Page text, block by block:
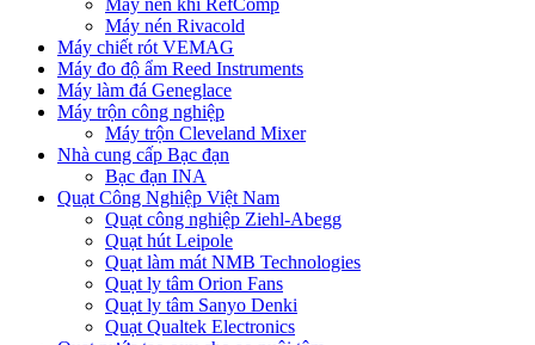
Máy nén khí RefComp
Máy nén Rivacold
Máy chiết rót VEMAG
Máy đo độ ẩm Reed Instruments
Máy làm đá Geneglace
Máy trộn công nghiệp
Máy trộn Cleveland Mixer
Nhà cung cấp Bạc đạn
Bạc đạn INA
Quạt Công Nghiệp Việt Nam
Quạt công nghiệp Ziehl-Abegg
Quạt hút Leipole
Quạt làm mát NMB Technologies
Quạt ly tâm Orion Fans
Quạt ly tâm Sanyo Denki
Quạt Qualtek Electronics